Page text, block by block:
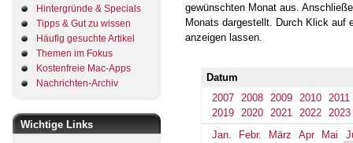
Hintergründe & Specials
Tipps & Gut zu wissen
Häufig gesuchte Artikel
Themen im Fokus
Kostenfreie Mac-Apps
Nachrichten-Archiv
Wichtige Links
gewünschten Monat aus.
Monats dargestellt. Durch Klick auf
anzeigen lassen.
Datum
2007
2008 2009 2010
2011
2019
2020 2021 2022
2023
Jan.
Febr. März Apr Mai